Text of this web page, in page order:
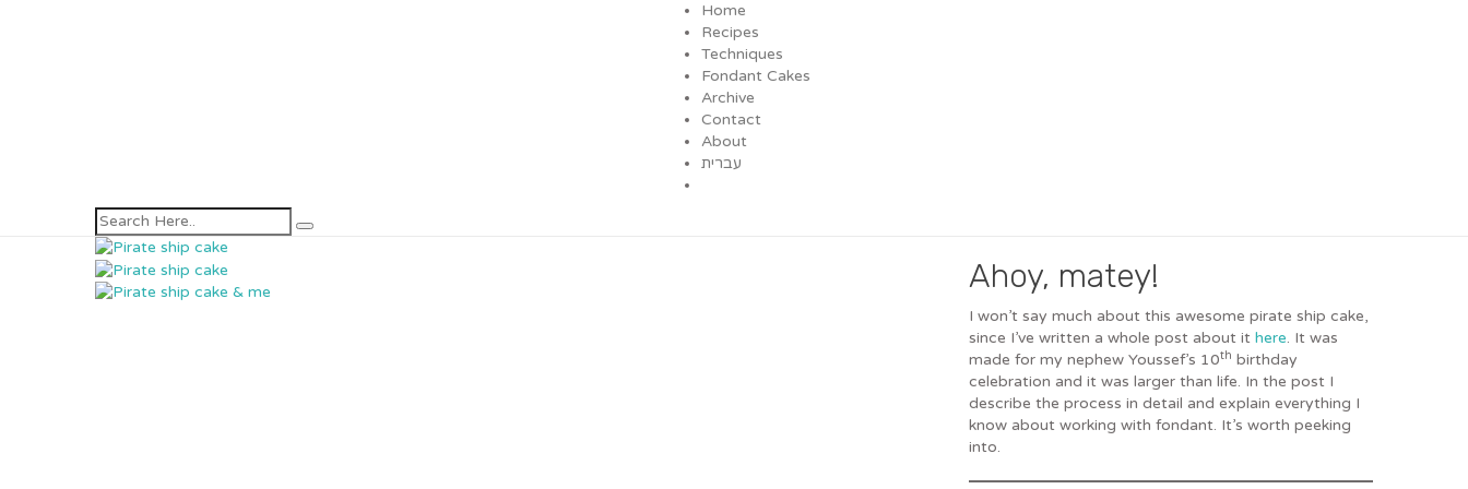
Home
Recipes
Techniques
Fondant Cakes
Archive
Contact
About
עברית
Ahoy, matey!
I won’t say much about this awesome pirate ship cake,
since I’ve written a whole post about it here. It was
made for my nephew Youssef’s 10th birthday
celebration and it was larger than life. In the post I
describe the process in detail and explain everything I
know about working with fondant. It’s worth peeking
into.